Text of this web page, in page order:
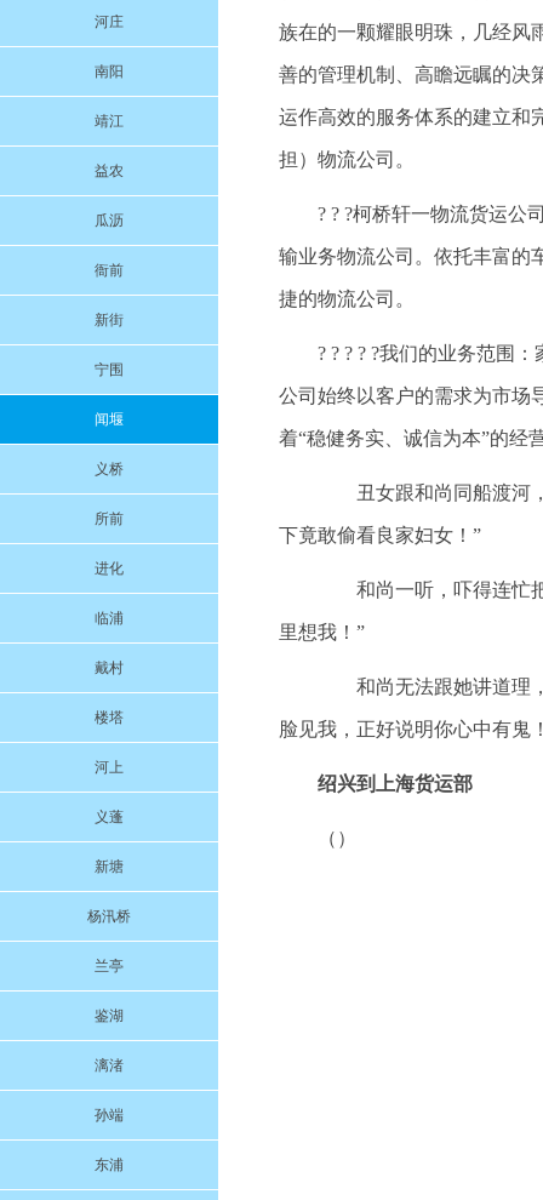
河庄
南阳
靖江
益农
瓜沥
衙前
新街
宁围
闻堰
义桥
所前
进化
临浦
戴村
楼塔
河上
义蓬
新塘
杨汛桥
兰亭
鉴湖
漓渚
孙端
东浦
族在的一颗耀眼明珠，几经风
善的管理机制、高瞻远瞩的决
运作高效的服务体系的建立和
担）物流公司。
? ? ?柯桥轩一物流货运公
输业务物流公司。依托丰富的
捷的物流公司。
? ? ? ? ?我们的业务范围
公司始终以客户的需求为市场
着“稳健务实、诚信为本”的经
丑女跟和尚同船渡河，
下竟敢偷看良家妇女！”
和尚一听，吓得连忙把
里想我！”
和尚无法跟她讲道理，
脸见我，正好说明你心中有鬼
绍兴到上海货运部
（）